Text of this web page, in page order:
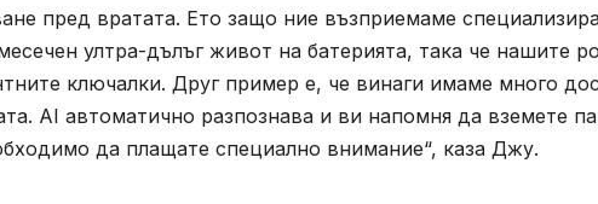
пред вратата. Ето защо ние възприемаме
ултра-дълъг живот на батерията, така че нашите
ключалки. Друг пример е, че винаги имаме много
AI автоматично разпознава и ви напомня да вземете
да плащате специално внимание“, каза Джу.